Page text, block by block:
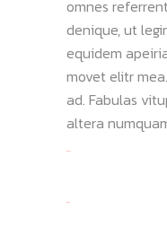
omnes
denique, ut
equidem
movet elitr
ad. Fabulas
altera